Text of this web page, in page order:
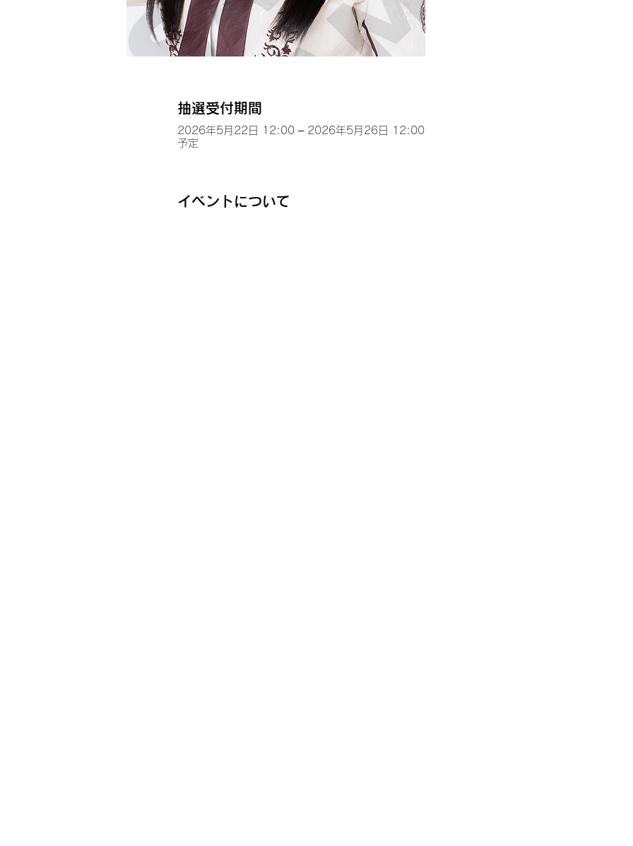
抽選受付期間
2026年5月22日 12:00 – 2026年5月26日 12:00
予定
イベントについて